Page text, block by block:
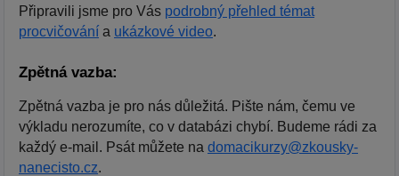
Připravili jsme pro Vás podrobný přehled témat
procvičování a ukázkové video.
Zpětná vazba:
Zpětná vazba je pro nás důležitá. Pište nám, čemu ve
výkladu nerozumíte, co v databázi chybí. Budeme rádi za
každý e-mail. Psát můžete na domacikurzy@zkousky-
nanecisto.cz.